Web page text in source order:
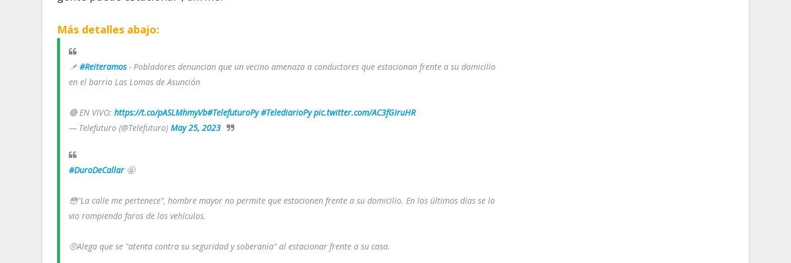
Más detalles abajo:
📌 #Reiteramos- Pobladores denuncian que un vecino amenaza a conductores que estacionan frente a su domicilio
en el barrio Las Lomas de Asunción
🔴 EN VIVO: https://t.co/pASLMhmyVb#TelefuturoPy #TelediarioPy pic.twitter.com/AC3fGIruHR
— Telefuturo (@Telefuturo) May 25, 2023
#DuroDeCallar🤬
😳"La calle me pertenece", hombre mayor no permite que estacionen frente a su domicilio. En los últimos días se lo
vio rompiendo faros de los vehículos.
🤨Alega que se "atenta contra su seguridad y soberanía" al estacionar frente a su casa.